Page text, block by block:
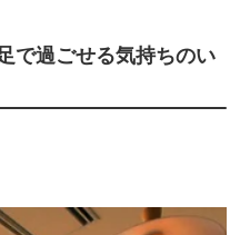
で過ごせる気持ちのい